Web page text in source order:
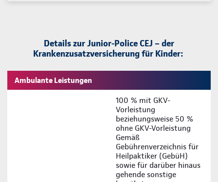
Details zur Junior-Police CEJ – der
Krankenzusatzversicherung für Kinder:
Ambulante Leistungen
100 % mit GKV-
Vorleistung
beziehungsweise 50 %
ohne GKV-Vorleistung
Gemäß
Gebührenverzeichnis für
Heilpaktiker (GebüH)
sowie für darüber hinaus
gehende sonstige